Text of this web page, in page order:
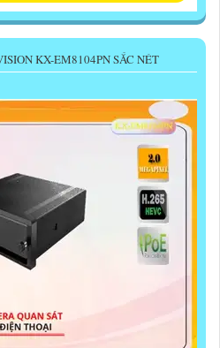
KX-EM8104PN SẮC NÉT